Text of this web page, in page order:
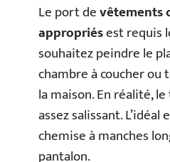
Le port devêtements
appropriésest requis
souhaitez peindre le
chambre à coucher
la maison. En réalité,
assez salissant.
chemise à manches
pantalon.